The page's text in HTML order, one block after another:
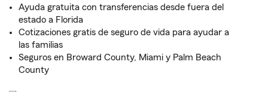
Ayuda gratuita con transferencias desde fuera del
estado a Florida
Cotizaciones gratis de seguro de vida para ayudar a
las familias
Seguros en Broward County, Miami y Palm Beach
County